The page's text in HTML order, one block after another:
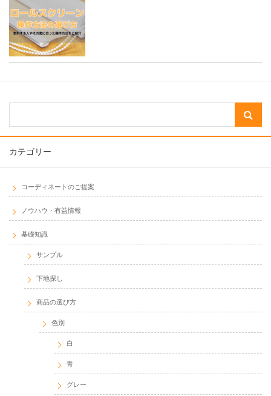
カテゴリー
コーディネートのご提案
ノウハウ・有益情報
基礎知識
サンプル
下地探し
商品の選び方
色別
白
青
グレー